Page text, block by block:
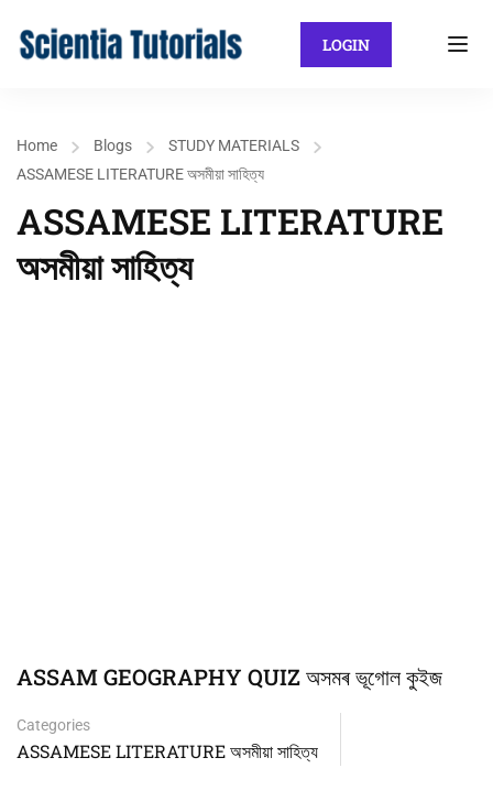
LOGIN
Home Blogs
STUDY MATERIALS
ASSAMESE LITERATURE অসমীয়া সাহিত্য
ASSAMESE LITERATURE
অসমীয়া সাহিত্য
ASSAM GEOGRAPHY QUIZ অসমৰ ভূগোল কুইজ
Categories
ASSAMESE LITERATURE অসমীয়া সাহিত্য